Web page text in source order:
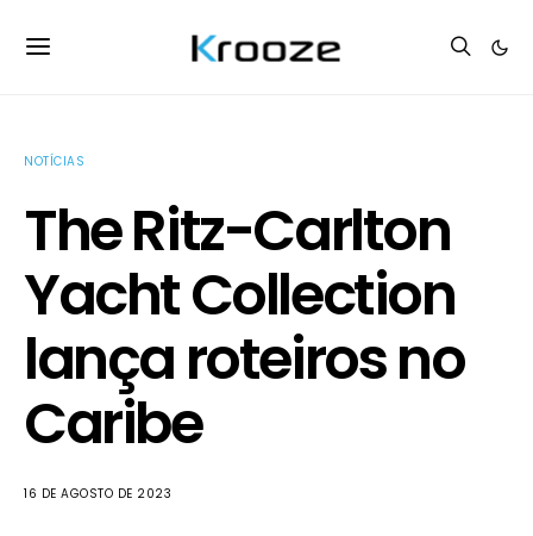
NOTÍCIAS
The Ritz-Carlton
Yacht Collection
lança roteiros no
Caribe
16 DE AGOSTO DE 2023